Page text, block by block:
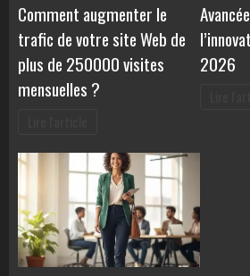
Comment augmenter le
trafic de votre site Web de
plus de 250000 visites
mensuelles ?
2026